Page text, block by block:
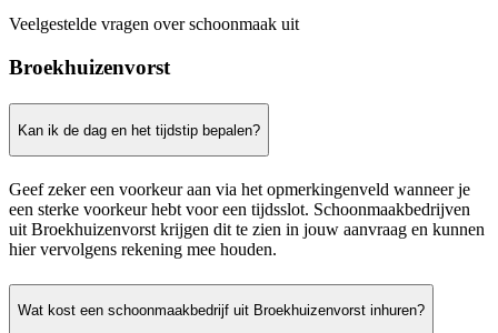
Veelgestelde vragen over schoonmaak uit
Broekhuizenvorst
Kan ik de dag en het tijdstip bepalen?
Geef zeker een voorkeur aan via het opmerkingenveld wanneer je
een sterke voorkeur hebt voor een tijdsslot. Schoonmaakbedrijven
uit Broekhuizenvorst krijgen dit te zien in jouw aanvraag en kunnen
hier vervolgens rekening mee houden.
Wat kost een schoonmaakbedrijf uit Broekhuizenvorst inhuren?